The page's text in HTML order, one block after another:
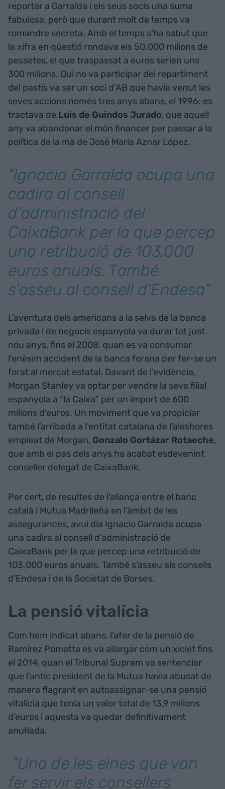
reportar a Garralda i els seus socis una suma
fabulosa, però que durant molt de temps va
romandre secreta. Amb el temps s’ha sabut que
la xifra en qüestió rondava els 50.000 milions de
pessetes, el que traspassat a euros serien uns
300 milions. Qui no va participar del repartiment
del pastís va ser un soci d’AB que havia venut les
seves accions només tres anys abans, el 1996: es
tractava de Luis de Guindos Jurado, que aquell
any va abandonar el món financer per passar a la
política de la mà de José María Aznar López.
"Ignacio Garralda ocupa una
cadira al consell
d’administració del
CaixaBank per la que percep
una retribució de 103.000
euros anuals. També
s'asseu al consell d'Endesa"
L’aventura dels americans a la selva de la banca
privada i de negocis espanyola va durar tot just
nou anys, fins el 2008, quan es va consumar
l’enèsim accident de la banca forana per fer-se un
forat al mercat estatal. Davant de l’evidència,
Morgan Stanley va optar per vendre la seva filial
espanyola a “la Caixa” per un import de 600
milions d’euros. Un moviment que va propiciar
també l’arribada a l’entitat catalana de l’aleshores
empleat de Morgan, Gonzalo Gortázar Rotaeche,
que amb el pas dels anys ha acabat esdevenint
conseller delegat de CaixaBank.
Per cert, de resultes de l’aliança entre el banc
català i Mutua Madrileña en l’àmbit de les
assegurances, avui dia Ignacio Garralda ocupa
una cadira al consell d’administració de
CaixaBank per la que percep una retribució de
103.000 euros anuals. També s'asseu als consells
d’Endesa i de la Societat de Borses.
La pensió vitalícia
Com hem indicat abans, l’afer de la pensió de
Ramírez Pomatta es va allargar com un xiclet fins
el 2014, quan el Tribunal Suprem va sentenciar
que l’antic president de la Mutua havia abusat de
manera flagrant en autoassignar-se una pensió
vitalícia que tenia un valor total de 13,9 milions
d’euros i aquesta va quedar definitivament
anul·lada.
"Una de les eines que van
fer servir els consellers